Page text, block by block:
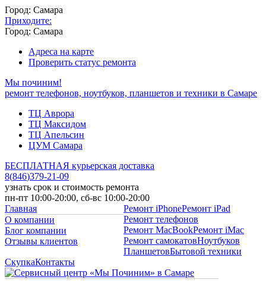
Город: Самара
Приходите:
Город: Самара
Адреса на карте
Проверить статус ремонта
Мы починим!
ремонт телефонов, ноутбуков, планшетов и техники в Самаре
ТЦ Аврора
ТЦ Максидом
ТЦ Апельсин
ЦУМ Самара
БЕСПЛАТНАЯ курьерская доставка
8(846)379-21-09
узнать срок и стоимость ремонта
пн-пт 10:00-20:00, сб-вс 10:00-20:00
Главная
О компании
Блог компании
Отзывы клиентов
Ремонт iPhoneРемонт iPad
Ремонт телефонов
Ремонт MacBookРемонт iMac
Ремонт самокатовНоутбуков
ПланшетовБытовой техники
СкупкаКонтакты